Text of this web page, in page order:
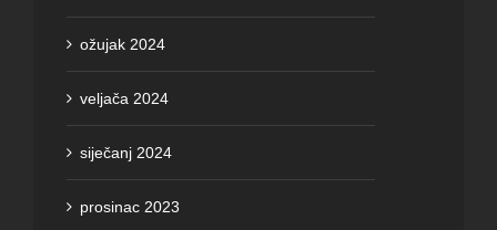
ožujak 2024
veljača 2024
siječanj 2024
prosinac 2023